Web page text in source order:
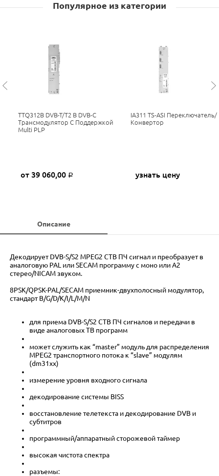
Популярное из категории
TTQ312B DVB-T/T2 В DVB-C
Трансмодулятор C Поддержкой
Multi PLP
от 39 060,00 Р
IA311 TS-ASI Переключатель/
Конвертор
узнать цену
Описание
Декодирует DVB-S/S2 MPEG2 СТВ ПЧ сигнал и преобразует в
аналоговую PAL или SECAM программу с моно или A2
стерео/NICAM звуком.
8PSK/QPSK-PAL/SECAM приемник-двухполосный модулятор,
стандарт B/G/D/K/I/L/M/N
для приема DVB-S/S2 СТВ ПЧ сигналов и передачи в
виде аналоговых ТВ программ
может служить как “master” модуль для распределения
MPEG2 транспортного потока к “slave” модулям
(dm31xx)
измерение уровня входного сигнала
декодирование системы BISS
восстановление телетекста и декодирование DVB и
субтитров
программный/аппаратный сторожевой таймер
высокая чистота спектра
разъемы: